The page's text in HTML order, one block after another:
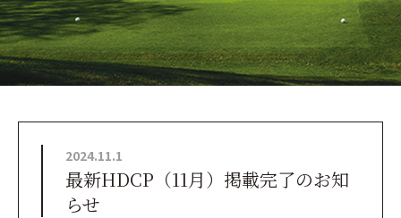
2024.11.1
最新HDCP（11月）掲載完了のお知
らせ